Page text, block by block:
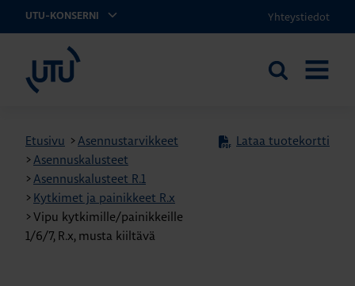
UTU-KONSERNI Yhteystiedot
Etsi
Etusivu >Asennustarvikkeet
>Asennuskalusteet
>Asennuskalusteet R.1
> Kytkimet ja painikkeet R.x
>Vipu kytkimille/painikkeille
1/6/7, R.x, musta kiiltävä
Lataa tuotekortti